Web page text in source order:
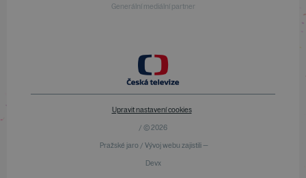
Generální mediální partner
Upravit nastavení cookies
/ © 2026
Pražské jaro / Vývoj webu zajistili —
Devx